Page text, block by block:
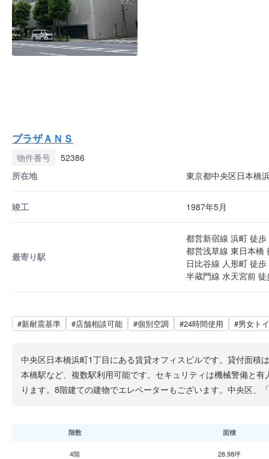
プラザＡＮＳ
物件番号
52386
所在地
東京都中央区日本橋
竣工 1987年5月
最寄り駅
都営新宿線 浜町 徒歩
都営浅草線 東日本橋
日比谷線 人形町 徒
半蔵門線 水天宮前
#新耐震基準 #店舗相談可能 #個別空調 #24時間使用 #男女ト
中央区日本橋浜町1丁目にある賃貸オフィスビルです。貸付面
本橋駅など、複数駅利用可能です。セキュリティは機械警備と
ります。8階建ての建物でエレベーターもございます。中央区
階数 面積
4階 28.98坪